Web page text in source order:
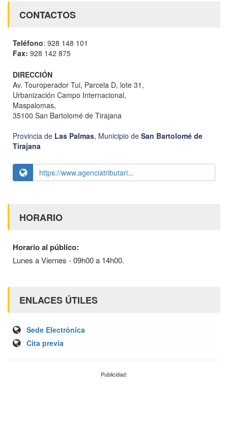
CONTACTOS
Teléfono: 928 148 101
Fax: 928 142 875
DIRECCIÓN
Av. Touroperador Tui, Parcela D, lote 31,
Urbanización Campo Internacional,
Maspalomas,
35100 San Bartolomé de Tirajana
Provincia de Las Palmas, Municipio de San Bartolomé de
Tirajana
https://www.agenciatributari...
HORARIO
Horario al público:
Lunes a Viernes - 09h00 a 14h00.
ENLACES ÚTILES
Sede Electrónica
Cita previa
Publicidad: